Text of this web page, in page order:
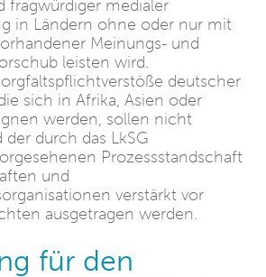
fragwürdiger medialer
in Ländern ohne oder nur mit
Meinungs- und
leisten wird.
deutscher
sich in Afrika, Asien oder
werden, sollen nicht
durch das LkSG
Prozessstandschaft
und
verstärkt vor
ausgetragen werden.
für den